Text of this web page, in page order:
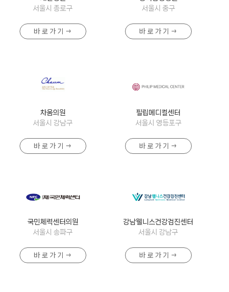
서울시 종로구
바 로 가 기 →
서울시 중구
바 로 가 기 →
차움의원
서울시 강남구
바 로 가 기 →
필립메디컬센터
서울시 영등포구
바 로 가 기 →
국민체력센터의원
서울시 송파구
바 로 가 기 →
강남웰니스건강검진센터
서울시 강남구
바 로 가 기 →